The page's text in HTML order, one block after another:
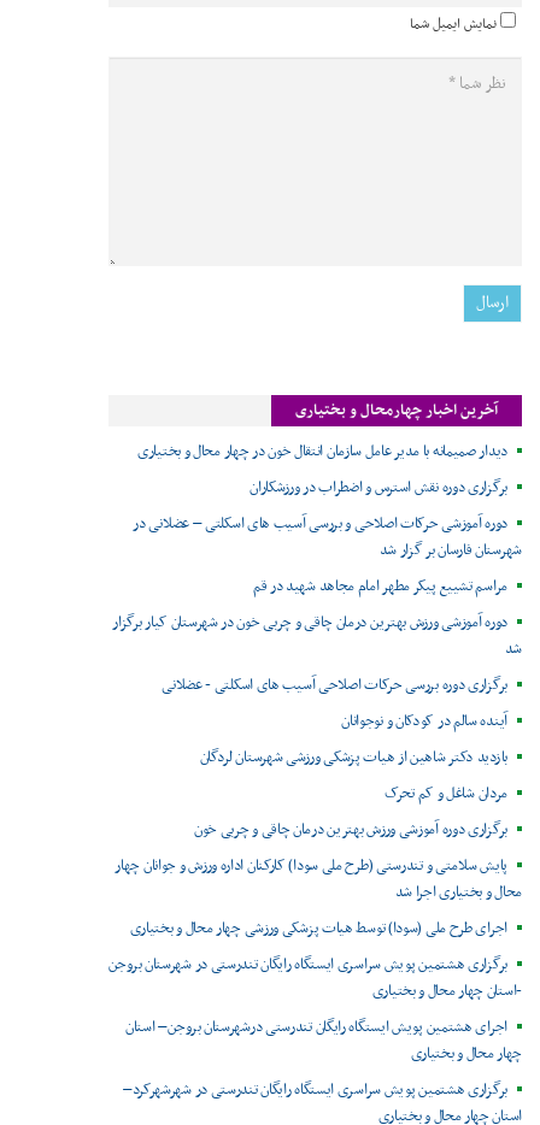
نمایش ایمیل شما
آخرین اخبار چهارمحال و بختیاری
دیدار صمیمانه با مدیر عامل سازمان انتقال خون در چهار محال و بختیاری
برگزاری دوره نقش استرس و اضطراب در ورزشکاران
دوره آموزشی حرکات اصلاحی و بررسی آسیب های اسکلتی – عضلانی در
شهرستان فارسان بر گزار شد
مراسم تشییع پیکر مطهر امام مجاهد شهید در قم
دوره آموزشی ورزش بهترین درمان چاقی و چربی خون در شهرستان کیار برگزار
شد
برگزاری دوره بررسی حرکات اصلاحی آسیب های اسکلتی - عضلانی
آینده سالم در کودکان و نوجوانان
بازدید دکتر شاهین از هیات پزشکی ورزشی شهرستان لردگان
مردان شاغل و کم تحرک
برگزاری دوره آموزشی ورزش بهترین درمان چاقی و چربی خون
پایش سلامتی و تندرستی (طرح ملی سودا) کارکنان اداره ورزش و جوانان چهار
محال و بختیاری اجرا شد
اجرای طرح ملی (سودا) توسط هیات پزشکی ورزشی چهار محال و بختیاری
برگزاری هشتمین پویش سراسری ایستگاه رایگان تندرستی در شهرستان بروجن
-استان چهار محال و بختیاری
اجرای هشتمین پویش ایستگاه رایگان تندرستی درشهرستان بروجن– استان
چهار محال و بختیاری
برگزاری هشتمین پویش سراسری ایستگاه رایگان تندرستی در شهرشهرکرد–
استان چهار محال و بختیاری